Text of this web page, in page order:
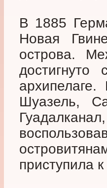
В 1885
Новая
острова.
Шуазель,
приступила